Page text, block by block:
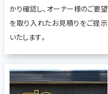
かり確認し、オーナー様のご要望
を取り入れたお見積りをご提示
いたします。